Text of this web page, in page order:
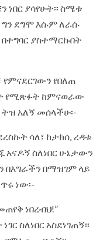
ነበር ያሳየሁት፡፡ ስሜቱ
ግን ደግሞ እሱም ለራሱ
በተግባር ያስተማርኩበት
የበለጠ
የሚጽፉት ከምናወራው
ትዝ አለኝ መሰላችሁ፡-
ሳለ፣ ከታክሲ ረዳቱ
አናዶኝ ስለነበር ሁኔታውን
በእግራችን በማዝገም ላይ
ነው፡-
ነበረብህ!”
ስለነበር አስደነገጠኝ፡፡